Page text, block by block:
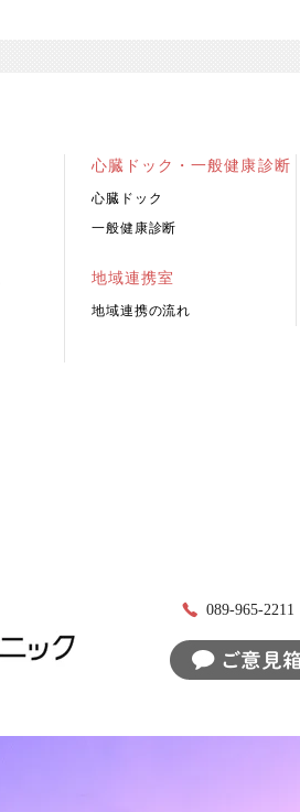
心臓ドック・一般健康診断
心臓ドック
一般健康診断
地域連携室
地域連携の流れ
089-965-2211